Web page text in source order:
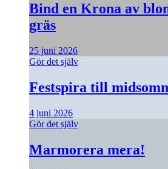
Bind en Krona av
gräs
25 juni 2026
Gör det själv
Festspira till
4 juni 2026
Gör det själv
Marmorera mera!